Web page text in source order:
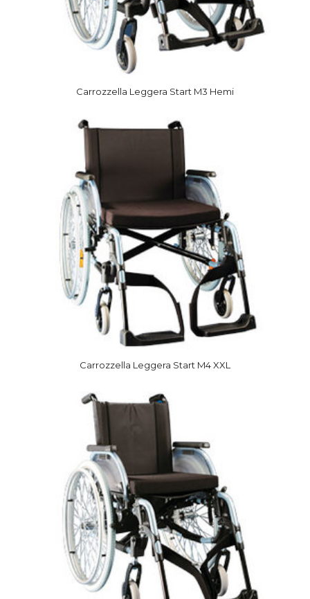
Carrozzella Leggera Start M3 Hemi
Carrozzella Leggera Start M4 XXL